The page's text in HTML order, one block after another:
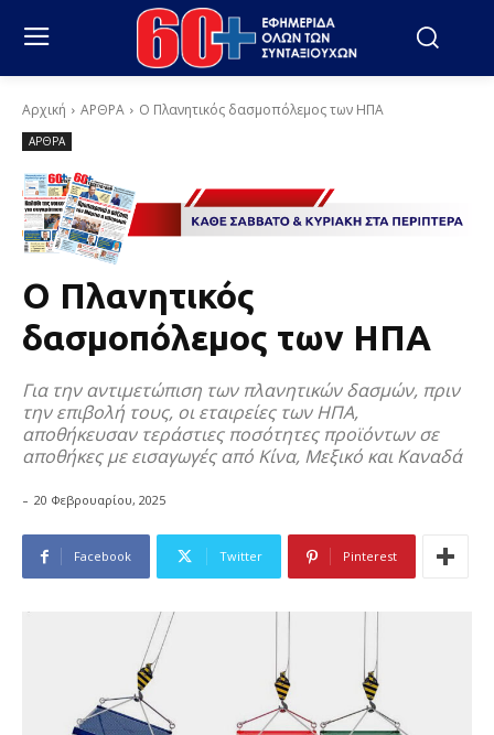
Αρχική ΑΡΘΡΑ Ο Πλανητικός δασμοπόλεμος των ΗΠΑ
ΑΡΘΡΑ
Ο Πλανητικός
δασμοπόλεμος των ΗΠΑ
Για την αντιμετώπιση των πλανητικών δασμών, πριν
την επιβολή τους, οι εταιρείες των ΗΠΑ,
αποθήκευσαν τεράστιες ποσότητες προϊόντων σε
αποθήκες με εισαγωγές από Κίνα, Μεξικό και Καναδά
- 20 Φεβρουαρίου, 2025
Facebook Twitter Pinterest